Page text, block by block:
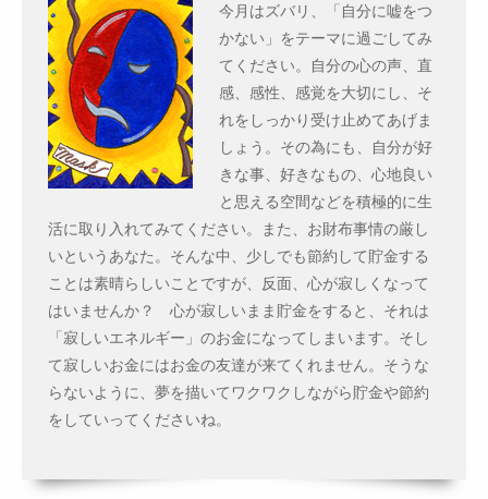
今月はズバリ、「自分に嘘をつ
かない」をテーマに過ごしてみ
てください。自分の心の声、直
感、感性、感覚を大切にし、そ
れをしっかり受け止めてあげま
しょう。その為にも、自分が好
きな事、好きなもの、心地良い
と思える空間などを積極的に生
活に取り入れてみてください。また、お財布事情の厳し
いというあなた。そんな中、少しでも節約して貯金する
ことは素晴らしいことですが、反面、心が寂しくなって
はいませんか？ 心が寂しいまま貯金をすると、それは
「寂しいエネルギー」のお金になってしまいます。そし
て寂しいお金にはお金の友達が来てくれません。そうな
らないように、夢を描いてワクワクしながら貯金や節約
をしていってくださいね。